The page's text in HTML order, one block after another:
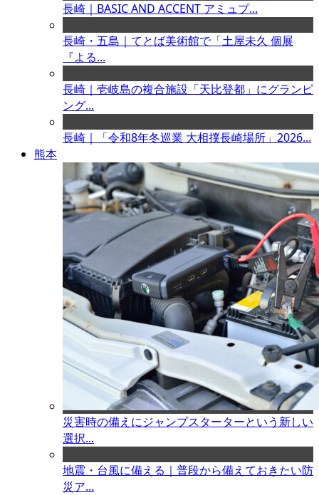
長崎｜BASIC AND ACCENT アミュプ...
長崎・五島｜てとば美術館で「土屋未久 個展
『よる...
長崎｜壱岐島の複合施設「天比登都」にグランピ
ング...
長崎｜「令和8年冬巡業 大相撲長崎場所」2026...
熊本
災害時の備えにジャンプスターターという新しい
選択...
地震・台風に備える｜普段から備えておきたい防
災ア...